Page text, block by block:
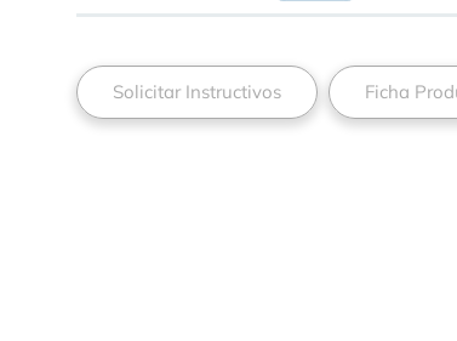
Solicitar Instructivos Ficha